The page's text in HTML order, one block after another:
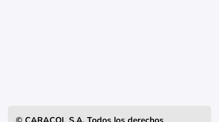
© CARACOL S.A. Todos los derechos